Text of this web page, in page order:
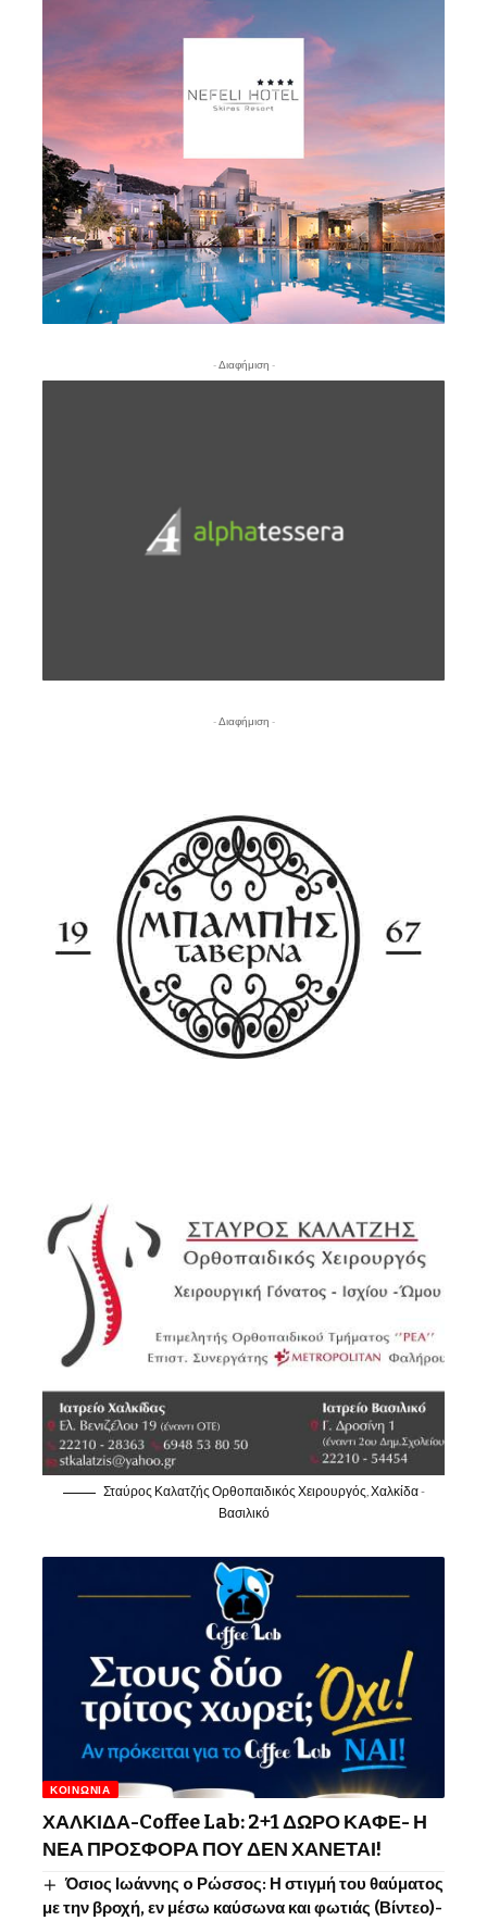
- Διαφήμιση -
- Διαφήμιση -
Σταύρος Καλατζής Ορθοπαιδικός Χειρουργός, Χαλκίδα -
Βασιλικό
ΚΟΙΝΩΝΊΑ
ΧΑΛΚΙΔΑ-Coffee Lab: 2+1 ΔΩΡΟ ΚΑΦΕ- Η
ΝΕΑ ΠΡΟΣΦΟΡΑ ΠΟΥ ΔΕΝ ΧΑΝΕΤΑΙ!
Όσιος Ιωάννης o Ρώσσος: Η στιγμή του θαύματος
με την βροχή, εν μέσω καύσωνα και φωτιάς (Βίντεο)-